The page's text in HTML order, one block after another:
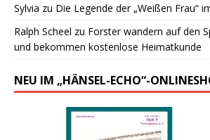
Sylvia zu Die Legende der „Weißen Frau“
Ralph Scheel zu Forster wandern auf den
und bekommen kostenlose Heimatkunde
NEU IM „HÄNSEL-ECHO“-